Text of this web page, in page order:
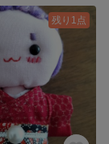
残り1点